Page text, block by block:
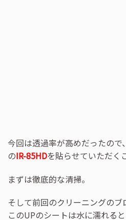
今回は透過率が高めだったの
のIR-85HDを貼らせていただく
まずは徹底的な清掃。
そして前回のクリーニングのブ
このUPのシートは水に濡れる